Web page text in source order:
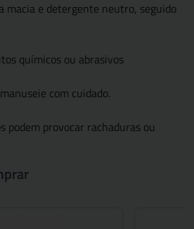
macia e detergente neutro, seguido
químicos ou abrasivos
com cuidado.
podem provocar rachaduras ou